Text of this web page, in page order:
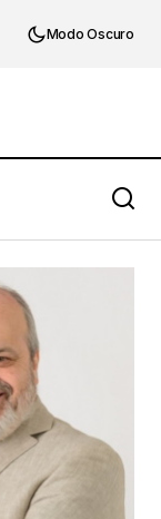
Modo Oscuro
Trucos